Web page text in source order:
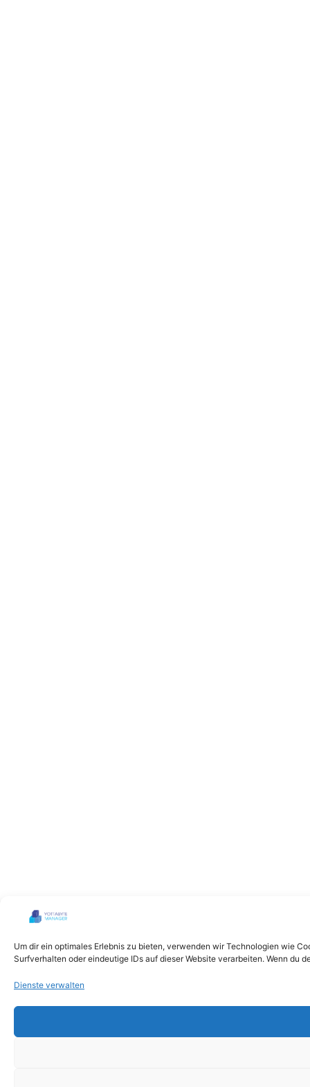
Um dir ein optimales Erlebnis zu bieten, verwenden wir Technologien wie
Surfverhalten oder eindeutige IDs auf dieser Website verarbeiten. Wenn
Dienste verwalten